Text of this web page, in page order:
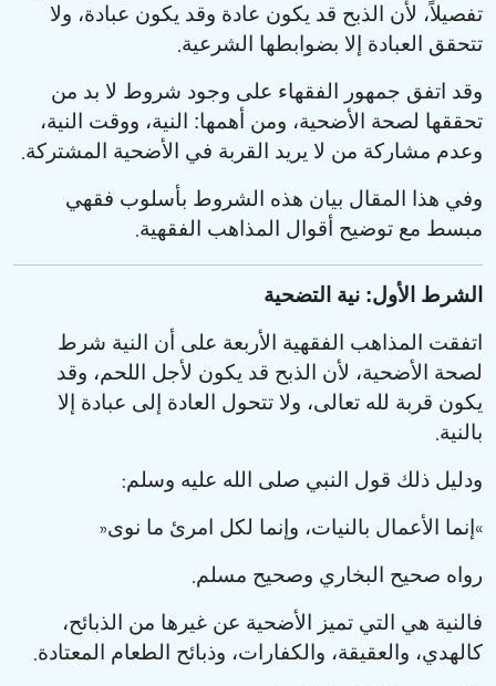
أحكام الحفلات والمناسبات
تفصيلاً، لأن الذبح قد يكون عادة وقد يكون عبادة، ولا
تتحقق العبادة إلا بضوابطها الشرعية.
وقد اتفق جمهور الفقهاء على وجود شروط لا بد من
تحققها لصحة الأضحية، ومن أهمها: النية، ووقت النية،
وعدم مشاركة من لا يريد القربة في الأضحية المشتركة.
وفي هذا المقال بيان هذه الشروط بأسلوب فقهي
مبسط مع توضيح أقوال المذاهب الفقهية.
الشرط الأول: نية التضحية
اتفقت المذاهب الفقهية الأربعة على أن النية شرط
لصحة الأضحية، لأن الذبح قد يكون لأجل اللحم، وقد
يكون قربة لله تعالى، ولا تتحول العادة إلى عبادة إلا
بالنية.
ودليل ذلك قول النبي صلى الله عليه وسلم:
«إنما الأعمال بالنيات، وإنما لكل امرئ ما نوى»
رواه صحيح البخاري وصحيح مسلم.
فالنية هي التي تميز الأضحية عن غيرها من الذبائح،
كالهدي، والعقيقة، والكفارات، وذبائح الطعام المعتادة.